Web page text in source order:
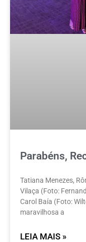
Parabéns,
Tatiana Menezes,
Vilaça (Foto:
Carol Baía (Foto:
maravilhosa a
LEIA MAIS »